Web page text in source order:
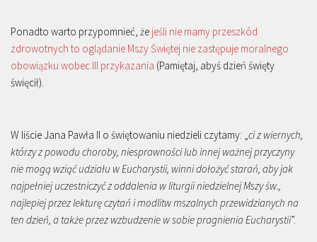
Ponadto warto przypomnieć, że jeśli nie mamy przeszkód
zdrowotnych to oglądanie Mszy Świętej nie zastępuje moralnego
obowiązku wobec III przykazania (Pamiętaj, abyś dzień święty
święcił).
W liście Jana Pawła II o świętowaniu niedzieli czytamy: „ ci z wiernych,
którzy z powodu choroby, niesprawności lub innej ważnej przyczyny
nie mogą wziąć udziału w Eucharystii, winni dołożyć starań, aby jak
najpełniej uczestniczyć z oddalenia w liturgii niedzielnej Mszy św.,
najlepiej przez lekturę czytań i modlitw mszalnych przewidzianych na
ten dzień, a także przez wzbudzenie w sobie pragnienia Eucharystii”.